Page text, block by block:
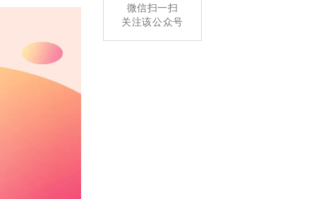
微信扫一扫
关注该公众号